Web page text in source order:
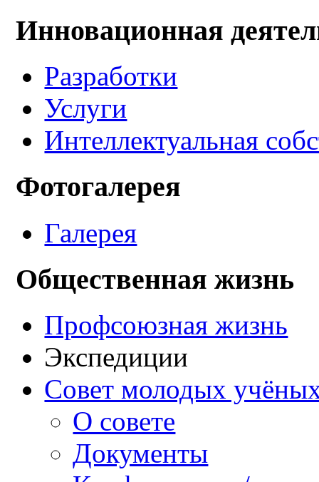
Инновационная
Разработки
Услуги
Интеллектуальная
Фотогалерея
Галерея
Общественная жизнь
Профсоюзная жизнь
Экспедиции
Совет молодых
О совете
Документы